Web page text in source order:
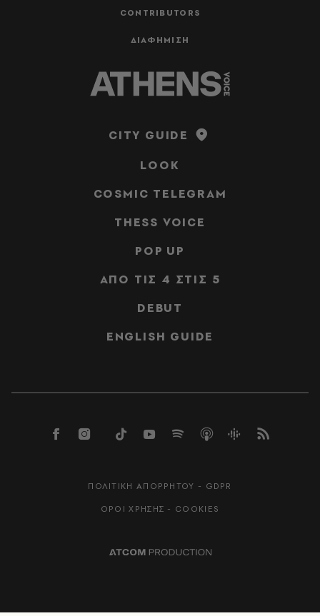
CONTRIBUTORS
ΔΙΑΦΗΜΙΣΗ
CITY GUIDE
LOOK
COSMIC TELEGRAM
THESS VOICE
POP UP
ΑΠΟ ΤΙΣ 4 ΣΤΙΣ 5
DEBUT
ENGLISH GUIDE
ΠΟΛΙΤΙΚΗ ΑΠΟΡΡΗΤΟΥ - GDPR
ΟΡΟΙ ΧΡΗΣΗΣ - COOKIES